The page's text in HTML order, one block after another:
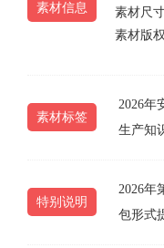
素材信息
素材尺
素材版
素材标签
2026年
生产知
特别说明
2026年
包形式